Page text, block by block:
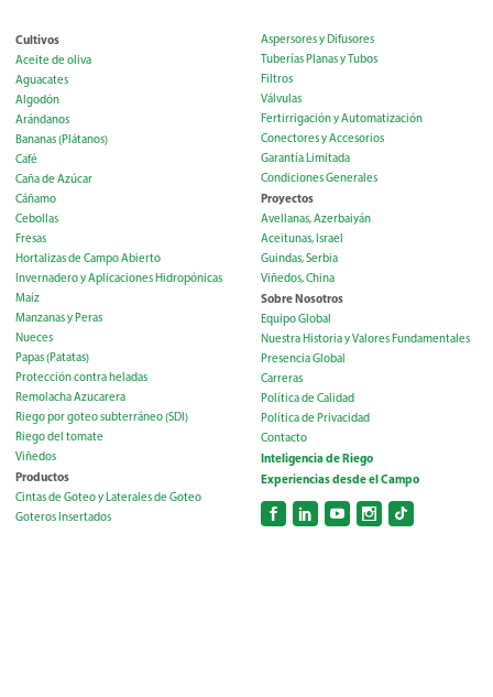
Cultivos
Aceite de oliva
Aguacates
Algodón
Arándanos
Bananas (Plátanos)
Café
Caña de Azúcar
Cáñamo
Cebollas
Fresas
Hortalizas de Campo Abierto
Invernadero y Aplicaciones Hidropónicas
Maíz
Manzanas y Peras
Nueces
Papas (Patatas)
Protección contra heladas
Remolacha Azucarera
Riego por goteo subterráneo (SDI)
Riego del tomate
Viñedos
Productos
Cintas de Goteo y Laterales de Goteo
Goteros Insertados
Aspersores y Difusores
Tuberías Planas y Tubos
Filtros
Válvulas
Fertirrigación y Automatización
Conectores y Accesorios
Garantía Limitada
Condiciones Generales
Proyectos
Avellanas, Azerbaiyán
Aceitunas, Israel
Guindas, Serbia
Viñedos, China
Sobre Nosotros
Equipo Global
Nuestra Historia y Valores Fundamentales
Presencia Global
Carreras
Política de Calidad
Política de Privacidad
Contacto
Inteligencia de Riego
Experiencias desde el Campo